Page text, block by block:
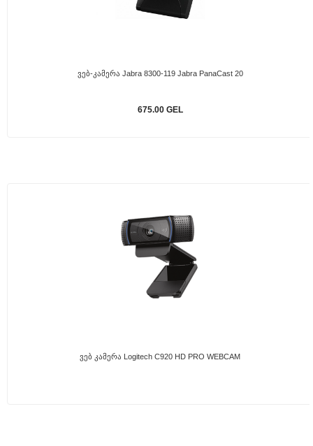
Ვებ-Კამერა Jabra 8300-119 Jabra PanaCast 20
675.00 GEL
Ვებ Კამერა Logitech C920 HD PRO WEBCAM